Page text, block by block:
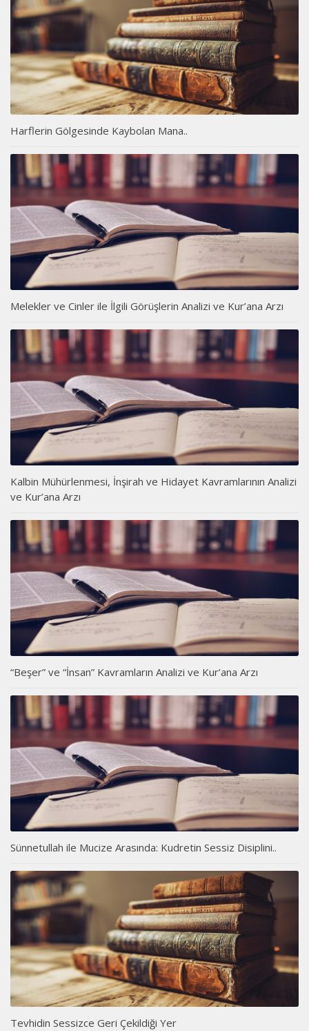
Harflerin Gölgesinde Kaybolan Mana..
Melekler ve Cinler ile İlgili Görüşlerin Analizi ve Kur’ana Arzı
Kalbin Mühürlenmesi, İnşirah ve Hidayet Kavramlarının Analizi
ve Kur’ana Arzı
“Beşer” ve “İnsan” Kavramların Analizi ve Kur’ana Arzı
Sünnetullah ile Mucize Arasında: Kudretin Sessiz Disiplini..
Tevhidin Sessizce Geri Çekildiği Yer